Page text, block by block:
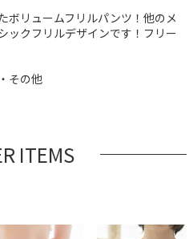
ボリュームフリルパンツ！他のメ
クフリルデザインです！フリー
その他
ITEMS